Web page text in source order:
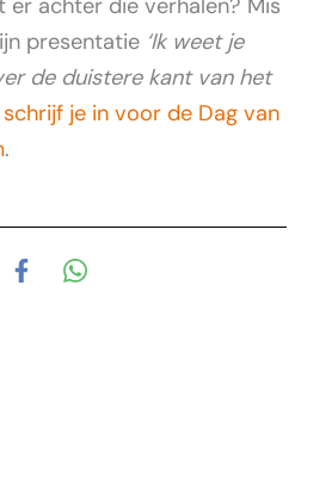
er achter die verhalen? Mis
presentatie ‘Ik weet je
de duistere kant van het
schrijf je in voor de Dag van
.